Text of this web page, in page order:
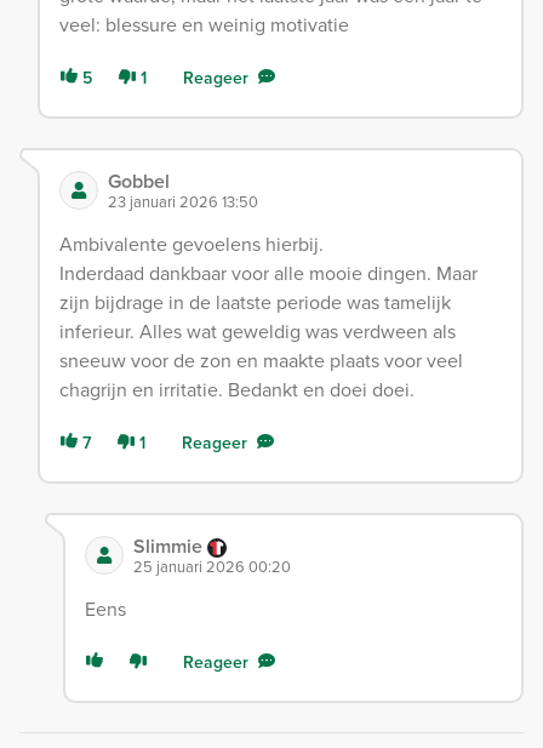
veel: blessure en weinig motivatie
5 1 Reageer
Gobbel
23 januari 2026 13:50
Ambivalente gevoelens hierbij.
Inderdaad dankbaar voor alle mooie dingen. Maar
zijn bijdrage in de laatste periode was tamelijk
inferieur. Alles wat geweldig was verdween als
sneeuw voor de zon en maakte plaats voor veel
chagrijn en irritatie. Bedankt en doei doei.
7 1 Reageer
Slimmie
25 januari 2026 00:20
Eens
Reageer